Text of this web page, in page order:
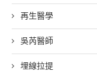
再生醫學
吳芮醫師
埋線拉提